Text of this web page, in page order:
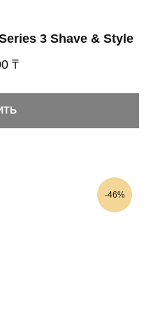
3 Shave & Style
₸
-46%